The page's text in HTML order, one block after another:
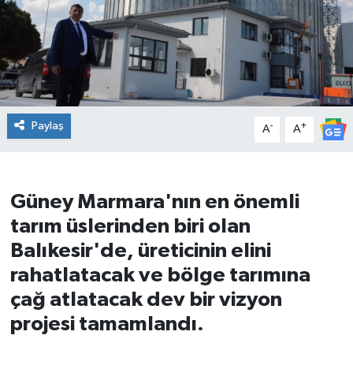
Paylaş A- A+
Güney Marmara'nın en önemli
tarım üslerinden biri olan
Balıkesir'de, üreticinin elini
rahatlatacak ve bölge tarımına
çağ atlatacak dev bir vizyon
projesi tamamlandı.
Erdek
Gömeç
Gönen
İvrindi
KENT GÜNDEMİ
Kepsut
KÜLTÜR-SANAT